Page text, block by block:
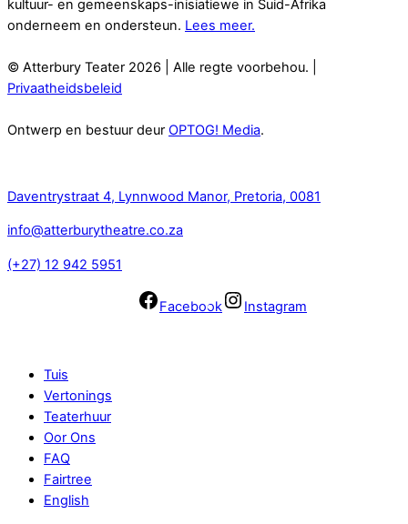
kultuur- en gemeenskaps-inisiatiewe in Suid-Afrika
onderneem en ondersteun. Lees meer.
© Atterbury Teater 2026 | Alle regte voorbehou. |
Privaatheidsbeleid
Ontwerp en bestuur deur OPTOG! Media.
Daventrystraat 4, Lynnwood Manor, Pretoria, 0081
info@atterburytheatre.co.za
(+27) 12 942 5951
Facebook Instagram
Tuis
Vertonings
Teaterhuur
Oor Ons
FAQ
Fairtree
English